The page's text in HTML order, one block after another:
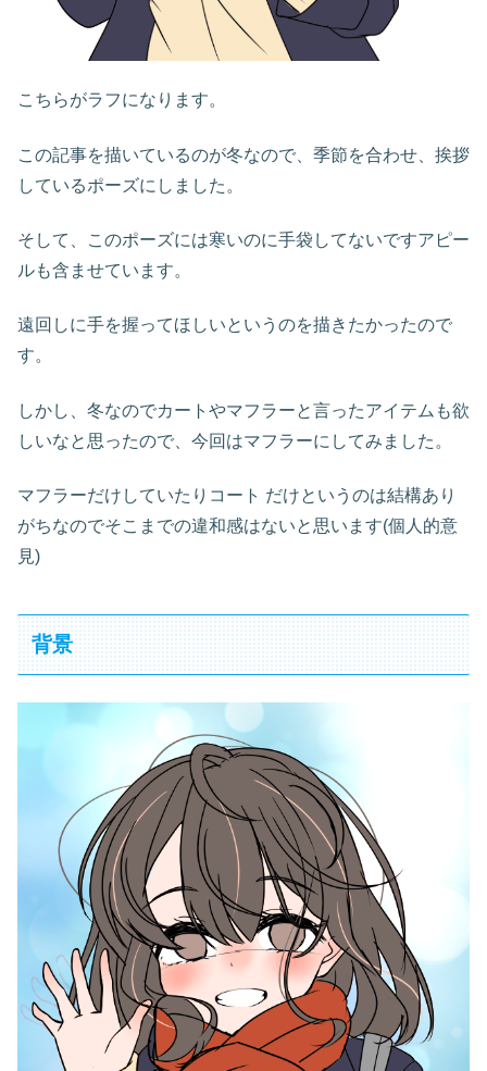
こちらがラフになります。
この記事を描いているのが冬なので、季節を合わせ、挨拶
しているポーズにしました。
そして、このポーズには寒いのに手袋してないですアピー
ルも含ませています。
遠回しに手を握ってほしいというのを描きたかったので
す。
しかし、冬なのでカートやマフラーと言ったアイテムも欲
しいなと思ったので、今回はマフラーにしてみました。
マフラーだけしていたりコート だけというのは結構あり
がちなのでそこまでの違和感はないと思います(個人的意
見)
背景